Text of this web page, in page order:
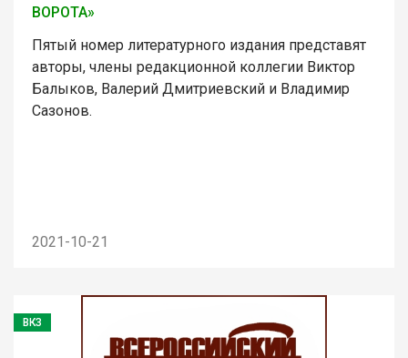
ВОРОТА»
Пятый номер литературного издания представят
авторы, члены редакционной коллегии Виктор
Балыков, Валерий Дмитриевский и Владимир
Сазонов.
2021-10-21
ВКЗ